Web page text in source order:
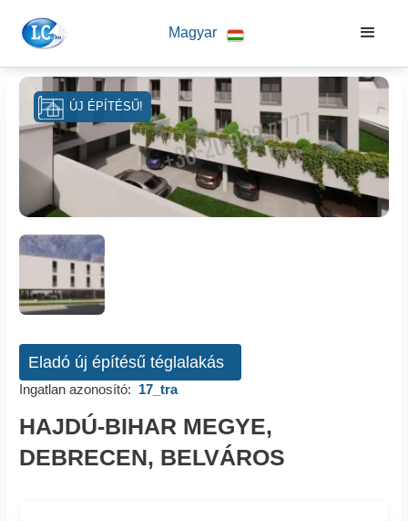
Magyar
ÚJ ÉPÍTÉSŰ!
Eladó új építésű téglalakás
Ingatlan azonosító: 17_tra
HAJDÚ-BIHAR MEGYE,
DEBRECEN, BELVÁROS